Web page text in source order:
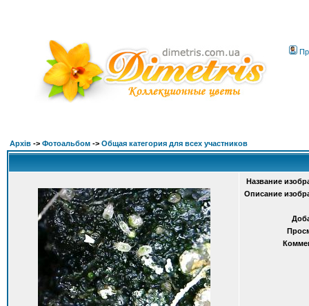
Архів -> Фотоальбом -> Общая категория для всех участников
Название
Описание